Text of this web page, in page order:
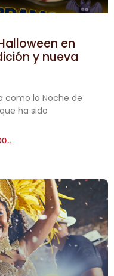
en
y nueva
como la Noche de
ha sido